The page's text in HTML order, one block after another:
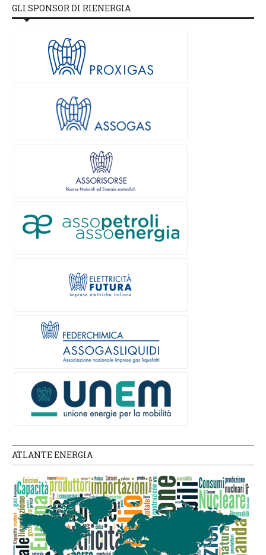
GLI SPONSOR DI RIENERGIA
ATLANTE ENERGIA